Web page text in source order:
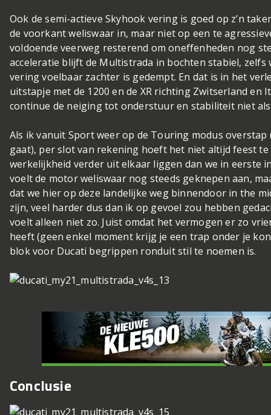
Ook de semi-actieve Skyhook vering is goed op z’n
de voorkant weliswaar in, maar niet op een te
voldoende veerweg resterend om oneffenheden nog
acceleratie blijft de Multistrada in bochten stabiel,
vering voelbaar zachter is gedempt. En dat is in het
uitstapje met de 1200 en de XR richting Zwitserland
continue de neiging tot onderstuur en stabiliteit niet
Als ik vanuit Sport weer op de Touring modus
gaat), per slot van rekening hoeft het niet altijd feest
werkelijkheid verder uit elkaar liggen dan we in eerste
voelt de motor weliswaar nog steeds geknepen aan,
dat we hier op deze landelijke weg binnendoor in the
zijn, veel harder dus dan ik op gevoel zou hebben
voelt alleen niet zo. Juist omdat het vermogen er zo
heeft (geen enkel moment krijg je een trap onder je
blok voor Ducati begrippen ronduit stil te noemen is.
Conclusie